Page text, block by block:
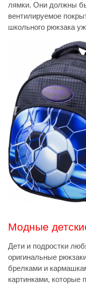
лямки. Они должны
вентилируемое
школьного рюкзака
Модные
Дети и подростки
оригинальные
брелками и
картинками, которые